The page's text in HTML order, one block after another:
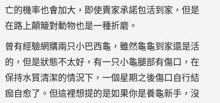
亡的機率也會加大，即使賣家承諾包活到家，但是
在路上顛簸對動物也是一種折磨。
曾有經驗網購兩只小巴西龜，雖然龜龜到家還是活
的，但是狀態不太好，有一只小龜腿部有傷口，在
保持水質清潔的情況下，一個星期之後傷口自行結
痂自愈了。但這裡想提的是如果你是養龜新手，沒